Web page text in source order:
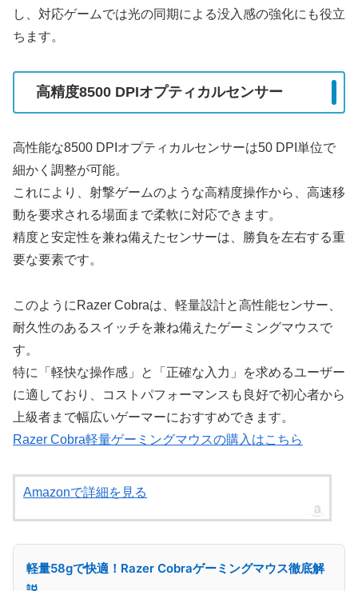
し、対応ゲームでは光の同期による没入感の強化にも役立
ちます。
高精度8500 DPIオプティカルセンサー
高性能な8500 DPIオプティカルセンサーは50 DPI単位で
細かく調整が可能。
これにより、射撃ゲームのような高精度操作から、高速移
動を要求される場面まで柔軟に対応できます。
精度と安定性を兼ね備えたセンサーは、勝負を左右する重
要な要素です。
このようにRazer Cobraは、軽量設計と高性能センサー、
耐久性のあるスイッチを兼ね備えたゲーミングマウスで
す。
特に「軽快な操作感」と「正確な入力」を求めるユーザー
に適しており、コストパフォーマンスも良好で初心者から
上級者まで幅広いゲーマーにおすすめできます。
Razer Cobra軽量ゲーミングマウスの購入はこちら
Amazonで詳細を見る
軽量58gで快適！Razer Cobraゲーミングマウス徹底解